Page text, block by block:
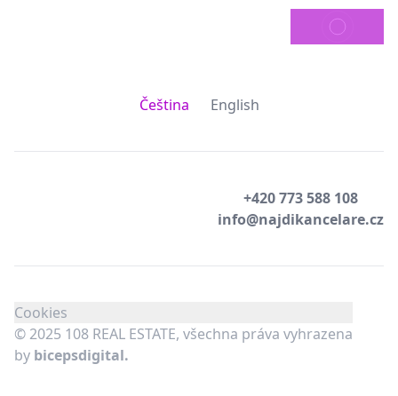
ODESLAT
Čeština English
+420 773 588 108
info@najdikancelare.cz
Cookies
© 2025 108 REAL ESTATE, všechna práva vyhrazena
by bicepsdigital.